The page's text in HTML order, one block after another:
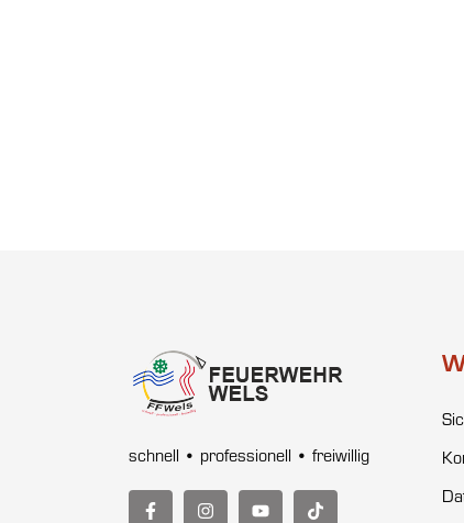
schnell • professionell • freiwillig